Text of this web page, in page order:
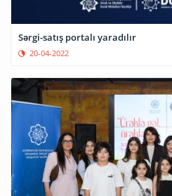
Sərgi-satış portalı yaradılır
20-04-2022